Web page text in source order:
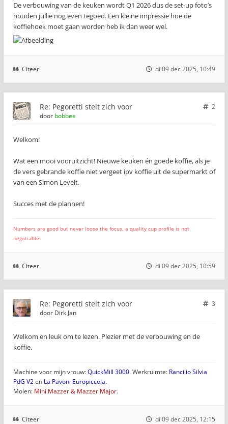
De verbouwing van de keuken wordt Q1 2026 dus de set-up foto’s
houden jullie nog even tegoed. Een kleine impressie hoe de
koffiehoek moet gaan worden heb ik dan weer wel.
Citeer di 09 dec 2025, 10:49
Re: Pegoretti stelt zich voor
2
door bobbee
Welkom!
Wat een mooi vooruitzicht! Nieuwe keuken én goede koffie, als je
de vers gebrande koffie niet vergeet ipv koffie uit de supermarkt of
van een Simon Levelt.
Succes met de plannen!
Numbers are good but never loose the focus, a quality cup profile is not
negotiable!
Citeer di 09 dec 2025, 10:59
Re: Pegoretti stelt zich voor
3
door Dirk Jan
Welkom en leuk om te lezen. Plezier met de verbouwing en de
koffie.
Machine voor mijn vrouw:QuickMill 3000. Werkruimte: Rancilio Silvia
PdG V2en La Pavoni Europiccola.
Molen: Mini Mazzer & Mazzer Major.
Citeer di 09 dec 2025, 12:15